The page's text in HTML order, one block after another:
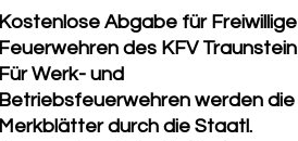
Kostenlose Abgabe für Freiwillige
Feuerwehren des KFV Traunstein
Für Werk- und
Betriebsfeuerwehren werden die
Merkblätter durch die Staatl.